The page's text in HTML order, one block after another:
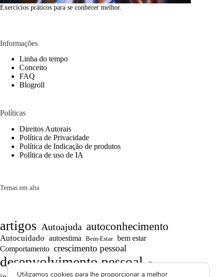
Exercícios práticos para se conhecer melhor.
Informações
Linha do tempo
Conceito
FAQ
Blogroll
Políticas
Direitos Autorais
Política de Privacidade
Política de Indicação de produtos
Política de uso de IA
Temas em alta
artigos Autoajuda autoconhecimento
Autocuidado autoestima Bem-Estar bem estar
Comportamento crescimento pessoal
desenvolvimento pessoal dicas
Utilizamos cookies para lhe proporcionar a melhor